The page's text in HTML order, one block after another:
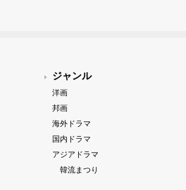
ジャンル
洋画
邦画
海外ドラマ
国内ドラマ
アジアドラマ
韓流まつり